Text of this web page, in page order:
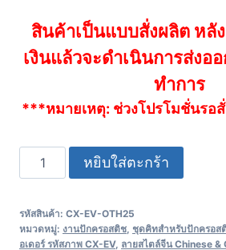
สินค้าเป็นแบบสั่งผลิต หลั
เงินแล้วจะดำเนินการส่งอ
ทำการ
***หมายเหตุ: ช่วงโปรโมชั่นรอ
หยิบใส่ตะกร้า
รหัสสินค้า: CX-EV-OTH25
หมวดหมู่: งานปักครอสติช, ชุดคิทสำหรับปักครอส
อเดอร์ รหัสภาพ CX-EV, ลายสไตล์จีน Chinese &